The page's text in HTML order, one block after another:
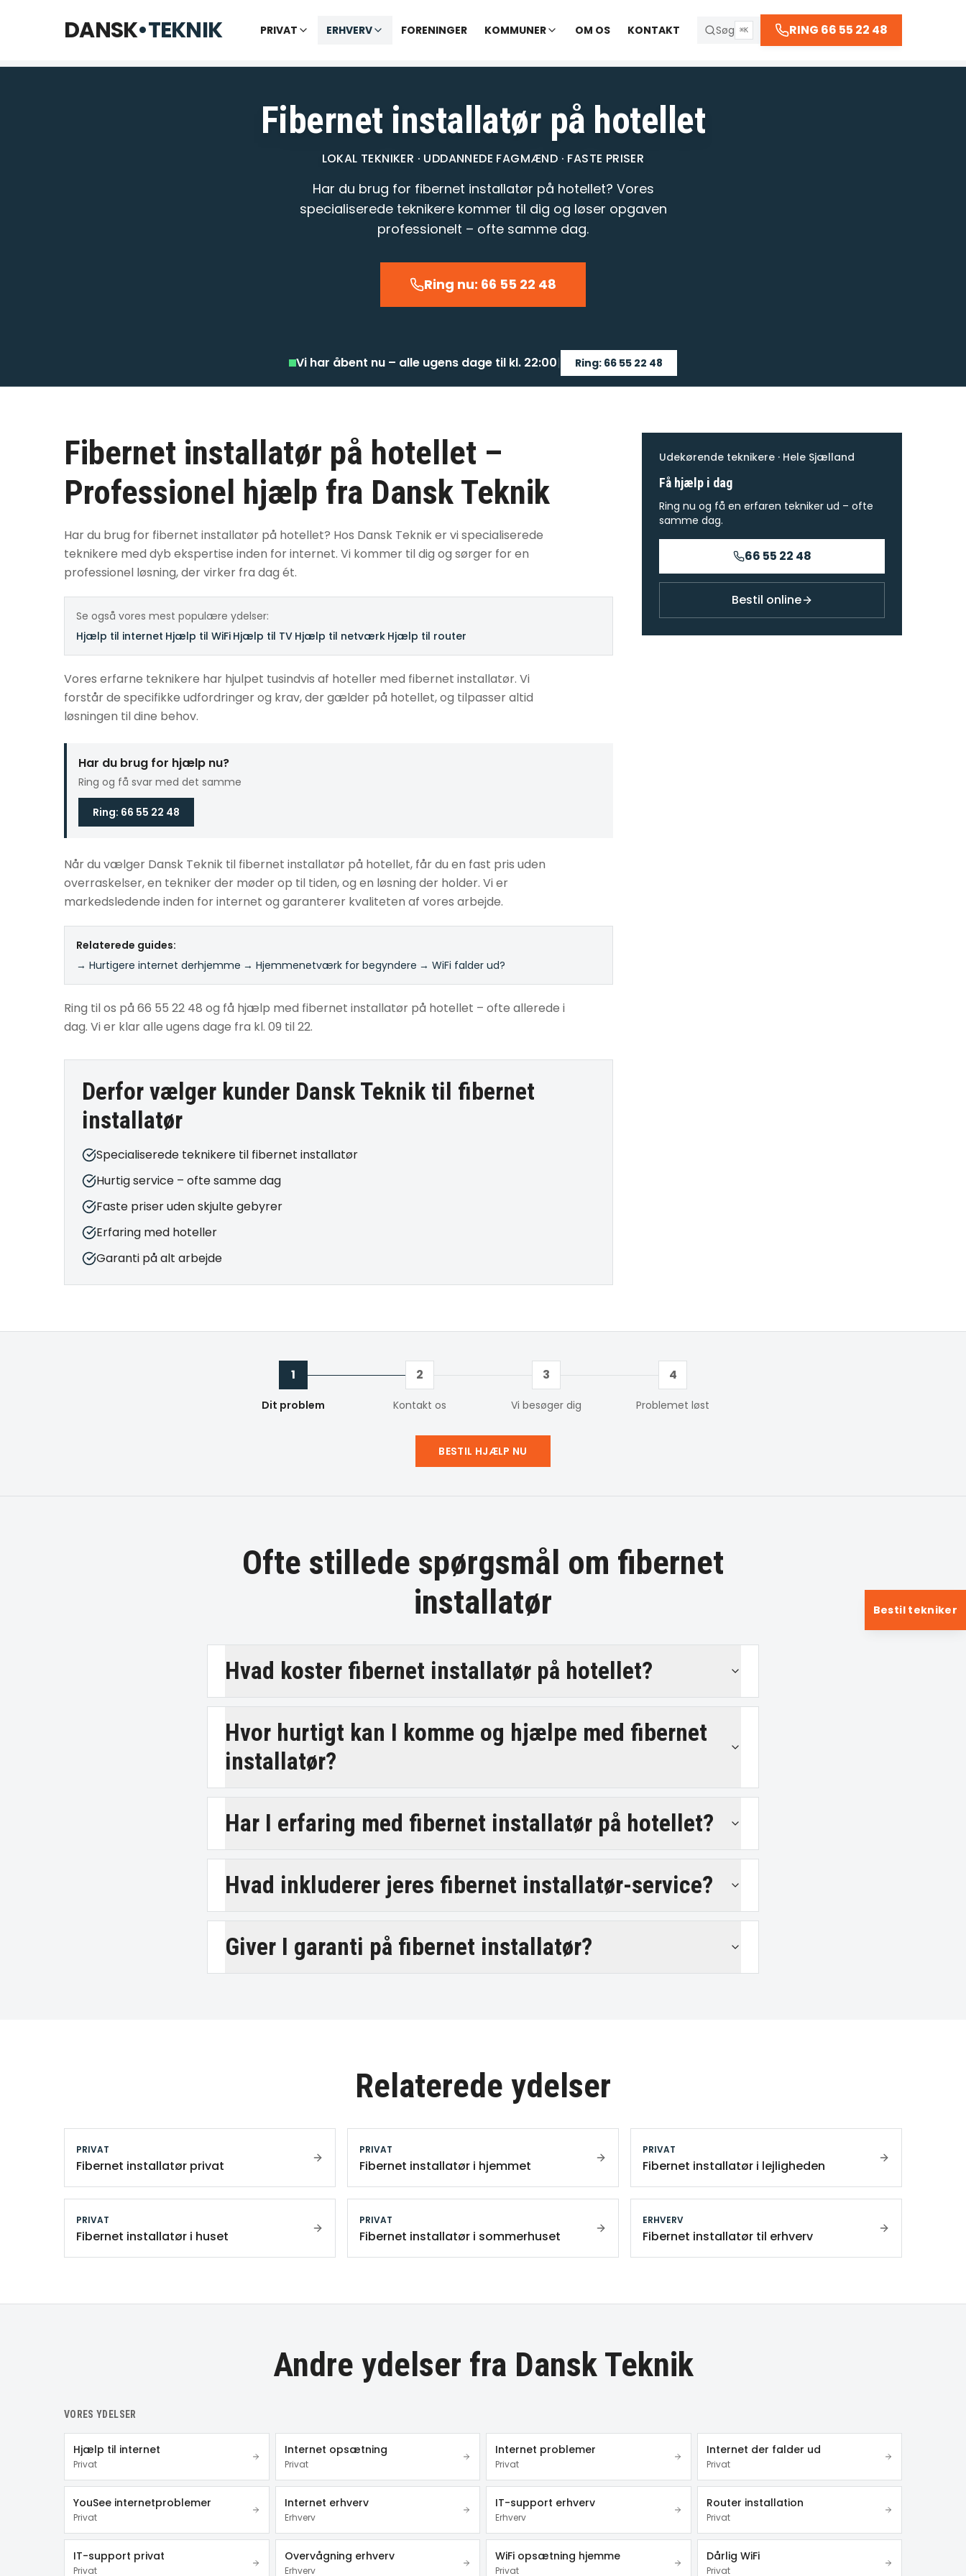
DANSK•TEKNIK PRIVAT ERHVERV FORENINGER KOMMUNER OM OS KONTAKT Søg ⌘K RING 66 55 22 48
Telefon til kl. 22 · Chat til 23:30 66 55 22 48
Fibernet installatør på hotellet
LOKAL TEKNIKER · UDDANNEDE FAGMÆND · FASTE PRISER
Har du brug for fibernet installatør på hotellet? Vores
specialiserede teknikere kommer til dig og løser opgaven
professionelt – ofte samme dag.
Ring nu: 66 55 22 48
Vi har åbent nu – alle ugens dage til kl. 22:00| Ring: 66 55 22 48
Fibernet installatør på hotellet –
Professionel hjælp fra Dansk Teknik
Har du brug for fibernet installatør på hotellet? Hos Dansk Teknik er vi specialiserede
teknikere med dyb ekspertise inden for internet. Vi kommer til dig og sørger for en
professionel løsning, der virker fra dag ét.
Se også vores mest populære ydelser:
Hjælp til internet Hjælp til WiFi Hjælp til TV Hjælp til netværk Hjælp til router
Vores erfarne teknikere har hjulpet tusindvis af hoteller med fibernet installatør. Vi
forstår de specifikke udfordringer og krav, der gælder på hotellet, og tilpasser altid
løsningen til dine behov.
Har du brug for hjælp nu?
Ring og få svar med det samme
Ring: 66 55 22 48
Når du vælger Dansk Teknik til fibernet installatør på hotellet, får du en fast pris uden
overraskelser, en tekniker der møder op til tiden, og en løsning der holder. Vi er
markedsledende inden for internet og garanterer kvaliteten af vores arbejde.
Relaterede guides:
→ Hurtigere internet derhjemme → Hjemmenetværk for begyndere → WiFi falder ud?
Ring til os på 66 55 22 48 og få hjælp med fibernet installatør på hotellet – ofte allerede i
dag. Vi er klar alle ugens dage fra kl. 09 til 22.
Derfor vælger kunder Dansk Teknik til fibernet
installatør
Specialiserede teknikere til fibernet installatør
Hurtig service – ofte samme dag
Faste priser uden skjulte gebyrer
Erfaring med hoteller
Garanti på alt arbejde
Udekørende teknikere · Hele Sjælland
Få hjælp i dag
Ring nu og få en erfaren tekniker ud – ofte
samme dag.
66 55 22 48
Bestil online
1
Dit problem
2
Kontakt os
3
Vi besøger dig
4
Problemet løst
BESTIL HJÆLP NU
Ofte stillede spørgsmål om fibernet
installatør
Hvad koster fibernet installatør på hotellet?
Hvor hurtigt kan I komme og hjælpe med fibernet
installatør?
Har I erfaring med fibernet installatør på hotellet?
Hvad inkluderer jeres fibernet installatør-service?
Giver I garanti på fibernet installatør?
Relaterede ydelser
PRIVAT
Fibernet installatør privat
PRIVAT
Fibernet installatør i hjemmet
PRIVAT
Fibernet installatør i lejligheden
PRIVAT
Fibernet installatør i huset
PRIVAT
Fibernet installatør i sommerhuset
ERHVERV
Fibernet installatør til erhverv
Andre ydelser fra Dansk Teknik
VORES YDELSER
Hjælp til internet
Privat
Internet opsætning
Privat
Internet problemer
Privat
Internet der falder ud
Privat
YouSee internetproblemer
Privat
Internet erhverv
Erhverv
IT-support erhverv
Erhverv
Router installation
Privat
IT-support privat
Privat
Overvågning erhverv
Erhverv
WiFi opsætning hjemme
Privat
Dårlig WiFi
Privat
Bestil tekniker